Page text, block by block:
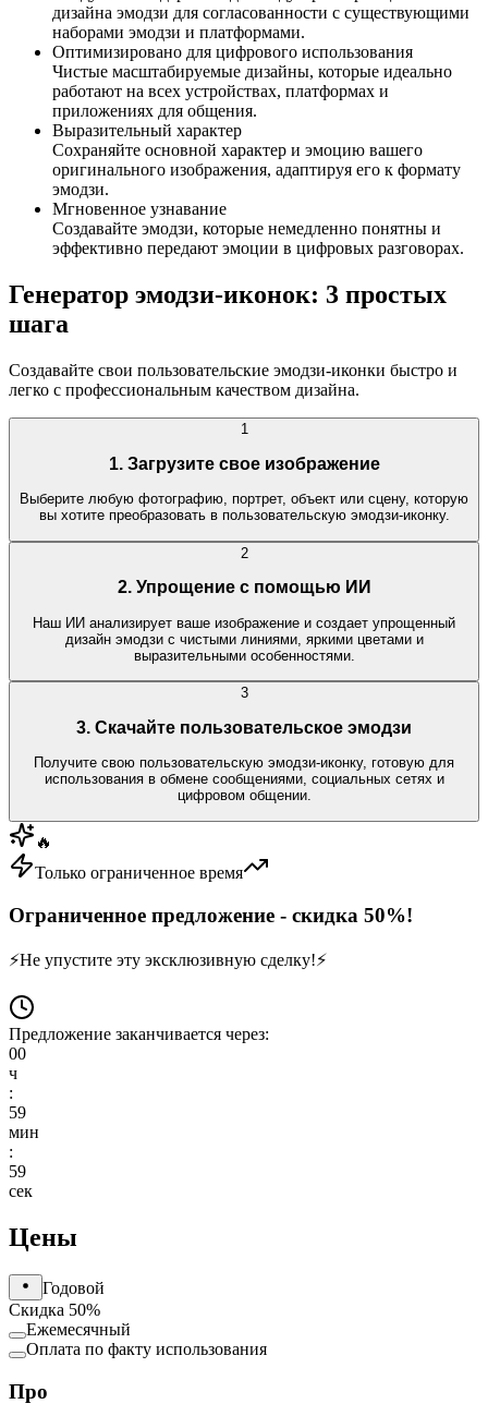
дизайна эмодзи для согласованности с существующими
наборами эмодзи и платформами.
Оптимизировано для цифрового использования
Чистые масштабируемые дизайны, которые идеально
работают на всех устройствах, платформах и
приложениях для общения.
Выразительный характер
Сохраняйте основной характер и эмоцию вашего
оригинального изображения, адаптируя его к формату
эмодзи.
Мгновенное узнавание
Создавайте эмодзи, которые немедленно понятны и
эффективно передают эмоции в цифровых разговорах.
Генератор эмодзи-иконок: 3 простых
шага
Создавайте свои пользовательские эмодзи-иконки быстро и
легко с профессиональным качеством дизайна.
1
1. Загрузите свое изображение
Выберите любую фотографию, портрет, объект или сцену, которую
вы хотите преобразовать в пользовательскую эмодзи-иконку.
2
2. Упрощение с помощью ИИ
Наш ИИ анализирует ваше изображение и создает упрощенный
дизайн эмодзи с чистыми линиями, яркими цветами и
выразительными особенностями.
3
3. Скачайте пользовательское эмодзи
Получите свою пользовательскую эмодзи-иконку, готовую для
использования в обмене сообщениями, социальных сетях и
цифровом общении.
🔥
Только ограниченное время
Ограниченное предложение - скидка 50%!
⚡Не упустите эту эксклюзивную сделку!⚡
Предложение заканчивается через:
00
ч
:
59
мин
:
59
сек
Цены
Годовой
Скидка 50%
Ежемесячный
Оплата по факту использования
Про